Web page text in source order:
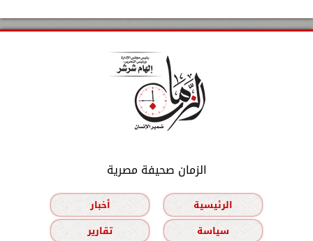
الزمان صحيفة مصرية
الرئيسية
أخبار
سياسة
تقارير